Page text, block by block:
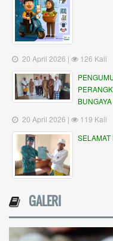
20 April 2026 |
126 Kali
BUNGAYA
20 April 2026 |
119 Kali
SELAMAT
GALERI